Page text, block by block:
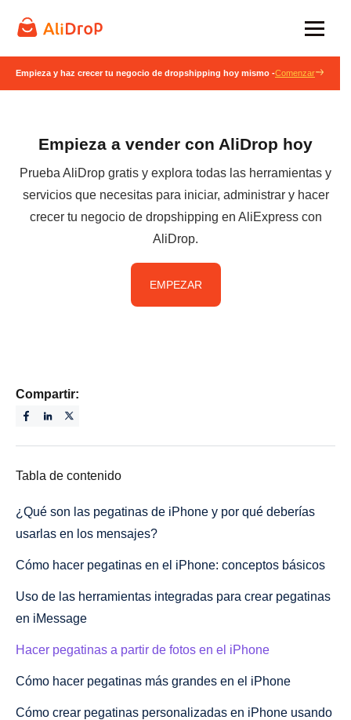
Empieza y haz crecer tu negocio de dropshipping hoy mismo -Comenzar
Empieza a vender con AliDrop hoy
Prueba AliDrop gratis y explora todas las herramientas y
servicios que necesitas para iniciar, administrar y hacer
crecer tu negocio de dropshipping en AliExpress con
AliDrop.
EMPEZAR
Compartir:
Tabla de contenido
¿Qué son las pegatinas de iPhone y por qué deberías
usarlas en los mensajes?
Cómo hacer pegatinas en el iPhone: conceptos básicos
Uso de las herramientas integradas para crear pegatinas
en iMessage
Hacer pegatinas a partir de fotos en el iPhone
Cómo hacer pegatinas más grandes en el iPhone
Cómo crear pegatinas personalizadas en iPhone usando